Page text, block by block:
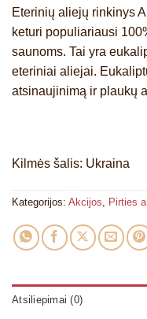
Eterinių aliejų rinkinys
keturi populiariausi
saunoms. Tai yra
eteriniai aliejai.
atsinaujinimą ir plaukų
Kilmės šalis: Ukraina
Kategorijos: Akcijos Pirties
Atsiliepimai (0)